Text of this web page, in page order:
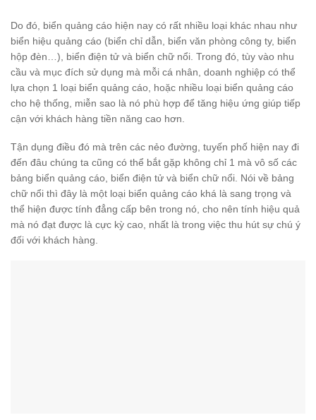
Do đó, biển quảng cáo hiện nay có rất nhiều loại khác nhau như
biển hiệu quảng cáo (biển chỉ dẫn, biển văn phòng công ty, biển
hộp đèn…), biển điện tử và biển chữ nổi. Trong đó, tùy vào nhu
cầu và mục đích sử dụng mà mỗi cá nhân, doanh nghiệp có thể
lựa chọn 1 loại biển quảng cáo, hoặc nhiều loại biển quảng cáo
cho hệ thống, miễn sao là nó phù hợp để tăng hiệu ứng giúp tiếp
cận với khách hàng tiền năng cao hơn.
Tận dụng điều đó mà trên các nẻo đường, tuyến phố hiện nay đi
đến đâu chúng ta cũng có thể bắt gặp không chỉ 1 mà vô số các
bảng biển quảng cáo, biển điện tử và biển chữ nổi. Nói về bảng
chữ nổi thì đây là một loại biển quảng cáo khá là sang trọng và
thể hiện được tính đẳng cấp bên trong nó, cho nên tính hiệu quả
mà nó đạt được là cực kỳ cao, nhất là trong việc thu hút sự chú ý
đối với khách hàng.